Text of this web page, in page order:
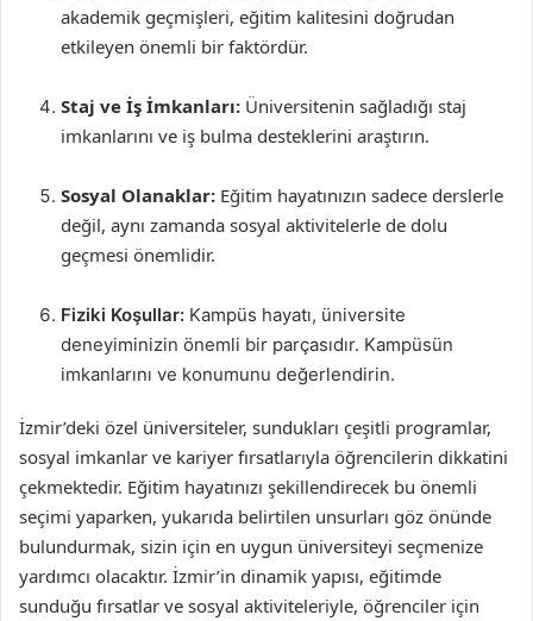
akademik geçmişleri, eğitim kalitesini doğrudan
etkileyen önemli bir faktördür.
Staj ve İş İmkanları: Üniversitenin sağladığı staj
imkanlarını ve iş bulma desteklerini araştırın.
Sosyal Olanaklar: Eğitim hayatınızın sadece derslerle
değil, aynı zamanda sosyal aktivitelerle de dolu
geçmesi önemlidir.
Fiziki Koşullar: Kampüs hayatı, üniversite
deneyiminizin önemli bir parçasıdır. Kampüsün
imkanlarını ve konumunu değerlendirin.
İzmir’deki özel üniversiteler, sundukları çeşitli programlar,
sosyal imkanlar ve kariyer fırsatlarıyla öğrencilerin dikkatini
çekmektedir. Eğitim hayatınızı şekillendirecek bu önemli
seçimi yaparken, yukarıda belirtilen unsurları göz önünde
bulundurmak, sizin için en uygun üniversiteyi seçmenize
yardımcı olacaktır. İzmir’in dinamik yapısı, eğitimde
sunduğu fırsatlar ve sosyal aktiviteleriyle, öğrenciler için